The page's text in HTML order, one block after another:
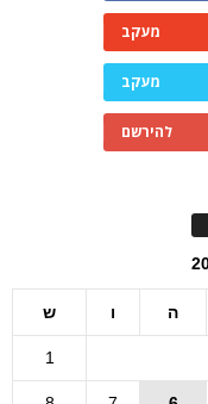
מעקב
מעקב
להירשם
ה ו ש
1